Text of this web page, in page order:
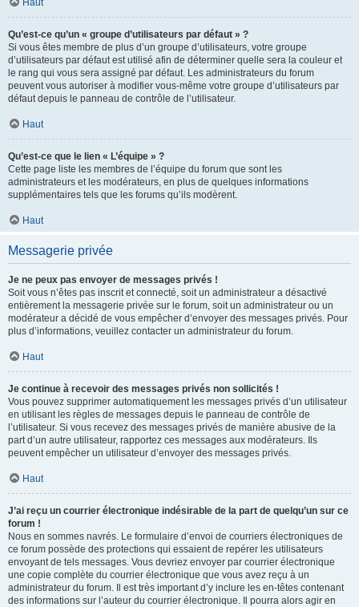
Haut
Qu’est-ce qu’un « groupe d’utilisateurs par défaut » ?
Si vous êtes membre de plus d’un groupe d’utilisateurs, votre groupe
d’utilisateurs par défaut est utilisé afin de déterminer quelle sera la couleur et
le rang qui vous sera assigné par défaut. Les administrateurs du forum
peuvent vous autoriser à modifier vous-même votre groupe d’utilisateurs par
défaut depuis le panneau de contrôle de l’utilisateur.
Haut
Qu’est-ce que le lien « L’équipe » ?
Cette page liste les membres de l’équipe du forum que sont les
administrateurs et les modérateurs, en plus de quelques informations
supplémentaires tels que les forums qu’ils modèrent.
Haut
Messagerie privée
Je ne peux pas envoyer de messages privés !
Soit vous n’êtes pas inscrit et connecté, soit un administrateur a désactivé
entièrement la messagerie privée sur le forum, soit un administrateur ou un
modérateur a décidé de vous empêcher d’envoyer des messages privés. Pour
plus d’informations, veuillez contacter un administrateur du forum.
Haut
Je continue à recevoir des messages privés non sollicités !
Vous pouvez supprimer automatiquement les messages privés d’un utilisateur
en utilisant les règles de messages depuis le panneau de contrôle de
l’utilisateur. Si vous recevez des messages privés de manière abusive de la
part d’un autre utilisateur, rapportez ces messages aux modérateurs. Ils
peuvent empêcher un utilisateur d’envoyer des messages privés.
Haut
J’ai reçu un courrier électronique indésirable de la part de quelqu’un sur ce
forum !
Nous en sommes navrés. Le formulaire d’envoi de courriers électroniques de
ce forum possède des protections qui essaient de repérer les utilisateurs
envoyant de tels messages. Vous devriez envoyer par courrier électronique
une copie complète du courrier électronique que vous avez reçu à un
administrateur du forum. Il est très important d’y inclure les en-têtes contenant
des informations sur l’auteur du courrier électronique. Il pourra alors agir en